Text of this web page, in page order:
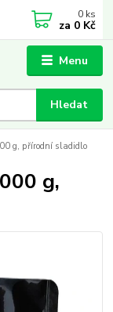
Menu
Hledat
0 ks
za 0 Kč
g, přírodní sladidlo
g,